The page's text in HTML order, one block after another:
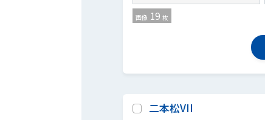
画像 19 枚
二本松VII